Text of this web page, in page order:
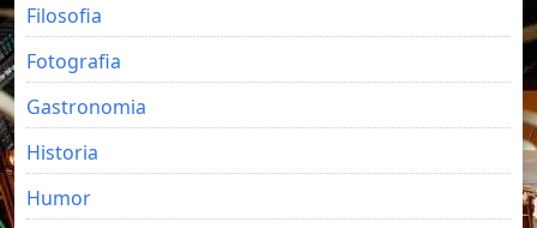
Filosofia
Fotografia
Gastronomia
Historia
Humor